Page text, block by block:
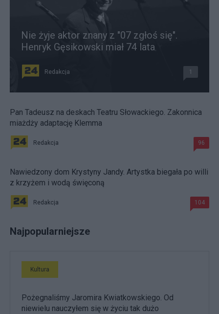
Nie żyje aktor znany z "07 zgłoś się".
Henryk Gęsikowski miał 74 lata
Redakcja 1
Pan Tadeusz na deskach Teatru Słowackiego. Zakonnica
miażdży adaptację Klemma
Redakcja 96
Nawiedzony dom Krystyny Jandy. Artystka biegała po willi
z krzyżem i wodą święconą
Redakcja 104
Najpopularniejsze
Kultura
Pożegnaliśmy Jaromira Kwiatkowskiego. Od
niewielu nauczyłem się w życiu tak dużo